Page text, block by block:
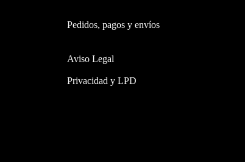
Pedidos, pagos y envíos
Aviso Legal
Privacidad y LPD